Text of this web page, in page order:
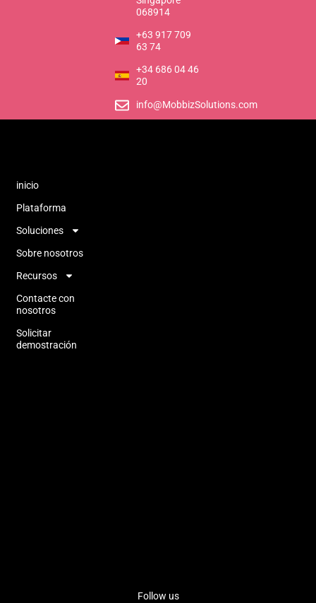
068914
+63 917 709
63 74
+34 686 04 46
20
info@MobbizSolutions.com
inicio
Plataforma
Soluciones
Sobre nosotros
Recursos
Contacte con
nosotros
Solicitar
demostración
Follow us